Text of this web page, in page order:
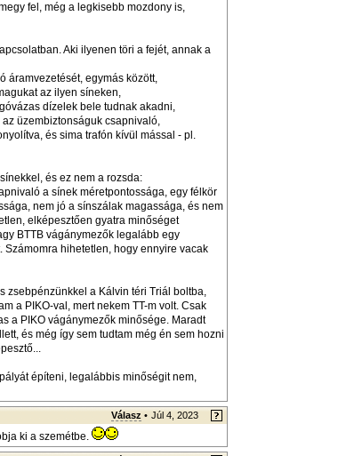
fel, még a legkisebb mozdony is,
Aki ilyenen töri a fejét, annak a
áramvezetését, egymás között,
az ilyen síneken,
dízelek bele tudnak akadni,
üzembiztonságuk csapnivaló,
és sima trafón kívül mással - pl.
és ez nem a rozsda:
a sínek méretpontossága, egy félkör
nem jó a sínszálak magassága, és nem
elképesztően gyatra minőséget
BTTB vágánymezők legalább egy
hihetetlen, hogy ennyire vacak
zsebpénzünkkel a Kálvin téri Triál boltba,
a PIKO-val, mert nekem TT-m volt. Csak
a PIKO vágánymezők minősége. Maradt
és még így sem tudtam még én sem hozni
építeni, legalábbis minőségit nem,
Válasz • Júl 4, 2023
ki a szemétbe.